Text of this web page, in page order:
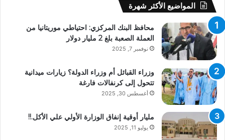
المواضيع الأكثر شهرة
محافظ البنك المركزي: احتياطي موريتانيا من
العملة الصعبة بلغ 2 مليار دولار
نوفمبر 7, 2025
وزراء القبائل أم وزراء الدولة؟ زيارات ميدانية
تتحول إلى كرنفالات فارغة
أغسطس 30, 2025
مليار أوقية إنفاق الوزارة الأولي علي الأكل.!!
يوليو 11, 2025